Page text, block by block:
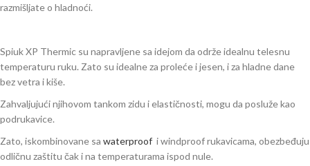
razmišljate o hladnoći.
Spiuk XP Thermic su napravljene sa idejom da održe idealnu telesnu
temperaturu ruku. Zato su idealne za proleće i jesen, i za hladne dane
bez vetra i kiše.
Zahvaljujući njihovom tankom zidu i elastičnosti, mogu da posluže kao
podrukavice.
Zato, iskombinovane sa waterproof i windproof rukavicama, obezbeđuju
odličnu zaštitu čak i na temperaturama ispod nule.